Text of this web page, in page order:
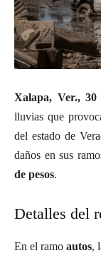
Xalapa, Ver.,
lluvias que
del estado de
daños en sus
de pesos.
Detalles del
En el ramo autos,